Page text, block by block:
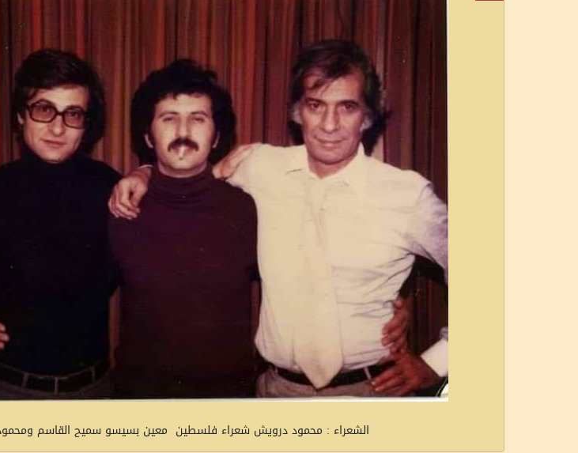
الشعراء : محمود درويش شعراء فلسطين معين بسيسو سميح القاسم